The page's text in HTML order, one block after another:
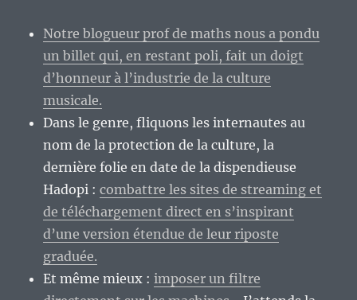
Ou
presque
;)
Notre blogueur prof de maths nous a pondu
un billet qui, en restant poli, fait un doigt
d’honneur à l’industrie de la culture
musicale.
Dans le genre, fliquons les internautes au
nom de la protection de la culture, la
dernière folie en date de la dispendieuse
Hadopi :combattre les sites de streaming et
de téléchargement direct en s’inspirant
d’une version étendue de leur riposte
graduée.
Et même mieux :imposer un filtre